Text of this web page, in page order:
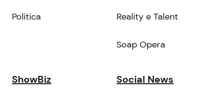
Politica Reality e Talent
Soap Opera
ShowBiz Social News